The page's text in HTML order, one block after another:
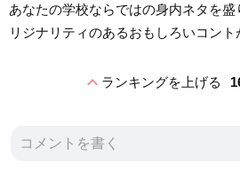
あなたの学校ならではの身内ネタを
リジナリティのあるおもしろいコント
expand_lessランキングを上げる